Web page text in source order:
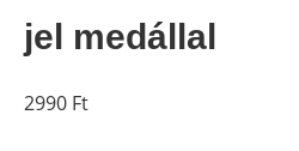
jel medállal
2990 Ft